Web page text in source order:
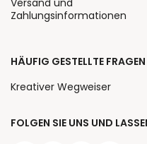
FOLGEN SIE UNS UND
Zahlungsinformationen
HÄUFIG GESTELLTE FRAGEN
Kreativer Wegweiser